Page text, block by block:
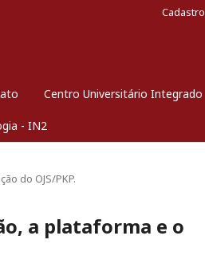
Centro Universitário Integrado
- IN2
Cadastro
do OJS/PKP.
a plataforma e o